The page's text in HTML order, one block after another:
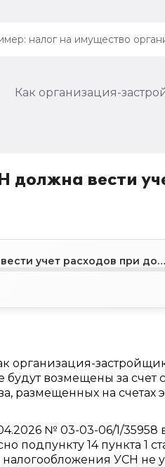
Как организация-
должна вести
Как организация-застройщик на УСН должна вести учет расходов при долевом строительстве
организация-
будут возмещены за счет
размещенных на счетах
№ 03-03-06/1/35958
подпункту 14 пункта 1
УСН не